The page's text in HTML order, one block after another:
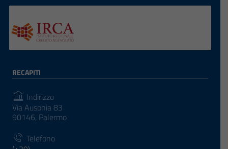
RECAPITI
Indirizzo
Via Ausonia 83
90146, Palermo
Telefono